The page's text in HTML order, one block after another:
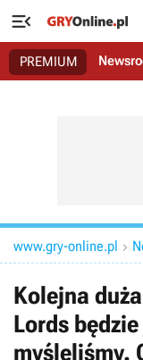

PREMIUM
www.gry-online.pl 
Kolejna
Lords
myśleliśmy.